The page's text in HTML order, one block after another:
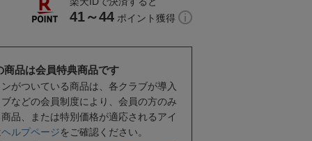
41～44 ポイント獲得
商品は会員特典商品です
がついている商品は、各クラブが導入
などの会員制度により、会員の方のみ
品、または特別価格が適応されるアイ
ヘルプページをご確認ください。